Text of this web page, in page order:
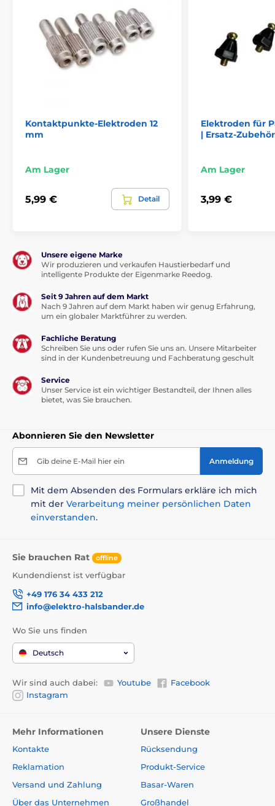
Kontaktpunkte-Elektroden 12
mm
Am Lager
5,99 € Detail
Elektroden für
| Ersatz-
Am Lager
3,99 €
Unsere eigene Marke
Wir produzieren und verkaufen Haustierbedarf und
intelligente Produkte der Eigenmarke Reedog.
Seit 9 Jahren auf dem Markt
Nach 9 Jahren auf dem Markt haben wir genug Erfahrung,
um ein globaler Marktführer zu werden.
Fachliche Beratung
Schreiben Sie uns oder rufen Sie uns an. Unsere Mitarbeiter
sind in der Kundenbetreuung und Fachberatung geschult
Service
Unser Service ist ein wichtiger Bestandteil, der Ihnen alles
bietet, was Sie brauchen.
Abonnieren Sie den Newsletter
Gib deine E-Mail hier ein Anmeldung
Mit dem Absenden des Formulars erkläre ich mich
mit der Verarbeitung meiner persönlichen Daten
einverstanden.
Sie brauchen Rat offline
Kundendienst ist verfügbar
+49 176 34 433 212
info@elektro-halsbander.de
Wo Sie uns finden
Deutsch
Wir sind auch dabei: Youtube
Facebook
Instagram
Mehr Informationen
Kontakte
Reklamation
Versand und Zahlung
Über das Unternehmen
Unsere Dienste
Rücksendung
Produkt-Service
Basar-Waren
Großhandel